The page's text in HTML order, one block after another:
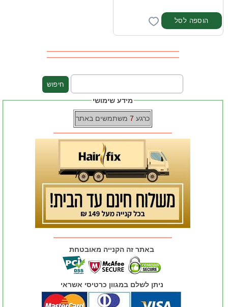
מידע שימושי
כרגע 7משתמשים באתר